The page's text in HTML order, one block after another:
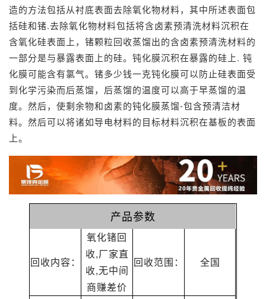
造的方法包括从衬底表面去除氧化物材料，其中所述表面包
括硅和锗.去除氧化物材料包括将含卤素预清洗材料沉积在
含氧化硅表面上， 锗颗粒回收蒸馏出的含卤素预清洗材料的
一部分是与暴露表面上的硅。钝化膜沉积在暴露的硅上. 钝
化膜可能含有氯气。 锗多少钱一克钝化膜可以防止硅表面受
到化学污染而后蒸馏，后蒸馏的温度可以高于早蒸馏的温
度。然后，使剩余物和卤素的钝化膜蒸馏-包含预清洁材
料。然后可以将诸如导电材料的目标材料沉积在基板的表面
上。
产品参数
回收内容：
氧化锗回
收,厂家直
收,无中间
商赚差价
回收范围： 全国